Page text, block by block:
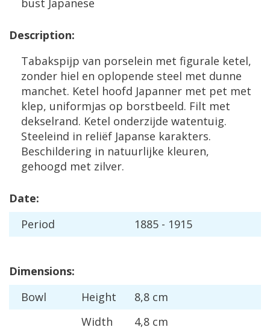
bust Japanese
Description:
Tabakspijp van porselein met figurale ketel,
zonder hiel en oplopende steel met dunne
manchet. Ketel hoofd Japanner met pet met
klep, uniformjas op borstbeeld. Filt met
dekselrand. Ketel onderzijde watentuig.
Steeleind in reliëf Japanse karakters.
Beschildering in natuurlijke kleuren,
gehoogd met zilver.
Date:
Period
1885 - 1915
Dimensions:
Bowl
Height 8,8 cm
Width
4,8 cm